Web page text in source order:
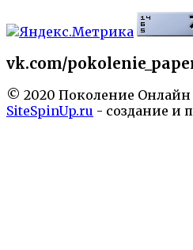
vk.com/
© 2020 Поколение Онлайн
SiteSpinUp.ru - создание и